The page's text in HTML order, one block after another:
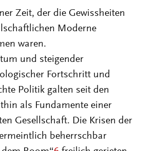
Zeit, der die Gewissheiten
Moderne
waren.
und steigender
Fortschritt und
Politik galten seit den
als Fundamente einer
Gesellschaft. Die Krisen der
beherrschbar